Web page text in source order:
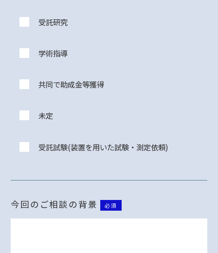
受託研究
学術指導
共同で助成金等獲得
未定
受託試験(装置を用いた試験・測定依頼)
今回のご相談の背景 必須